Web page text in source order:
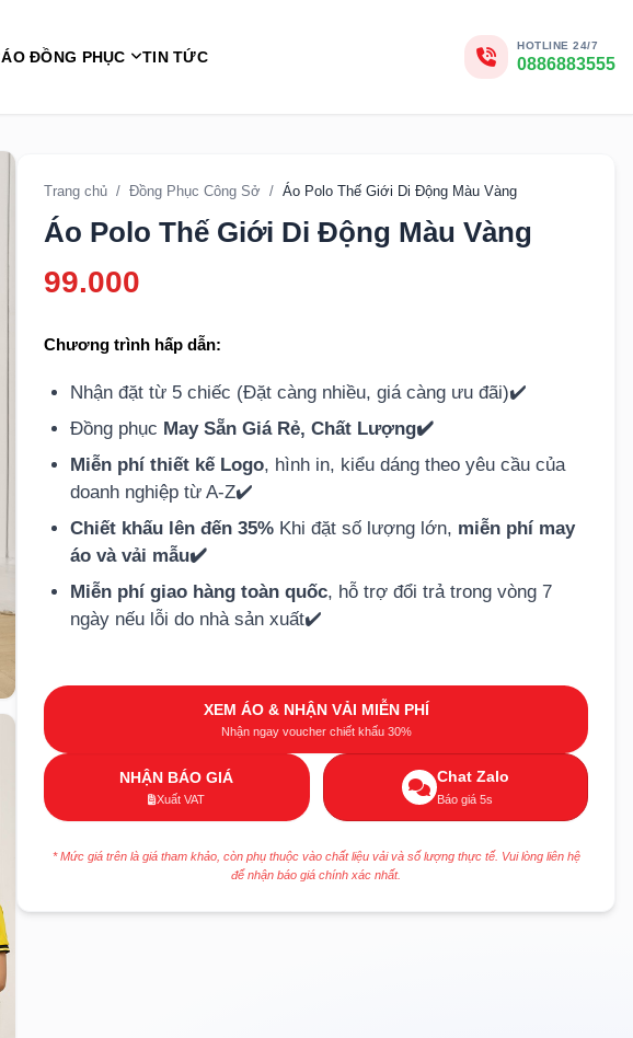
ÁO ĐỒNG PHỤC TIN TỨC
HOTLINE 24/7
0886883555
Trang chủ / Đồng Phục Công Sở / Áo Polo Thế Giới Di Động Màu Vàng
Áo Polo Thế Giới Di Động Màu Vàng
99.000
Chương trình hấp dẫn:
Nhận đặt từ 5 chiếc (Đặt càng nhiều, giá càng ưu đãi)✔️
Đồng phục May Sẵn Giá Rẻ, Chất Lượng✔️
Miễn phí thiết kế Logo, hình in, kiểu dáng theo yêu cầu của
doanh nghiệp từ A-Z✔️
Chiết khấu lên đến 35% Khi đặt số lượng lớn, miễn phí may
áo và vải mẫu✔️
Miễn phí giao hàng toàn quốc, hỗ trợ đổi trả trong vòng 7
ngày nếu lỗi do nhà sản xuất✔️
XEM ÁO & NHẬN VẢI MIỄN PHÍ
Nhận ngay voucher chiết khấu 30%
NHẬN BÁO GIÁ
Xuất VAT
Chat Zalo
Báo giá 5s
* Mức giá trên là giá tham khảo, còn phụ thuộc vào chất liệu vải và số lượng thực tế. Vui lòng liên hệ
để nhận báo giá chính xác nhất.